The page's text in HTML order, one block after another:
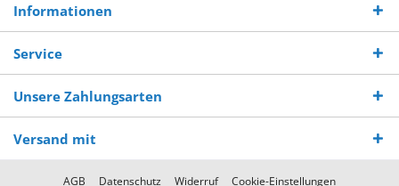
Informationen
Service
Unsere Zahlungsarten
Versand mit
AGB Datenschutz Widerruf
Cookie-Einstellungen